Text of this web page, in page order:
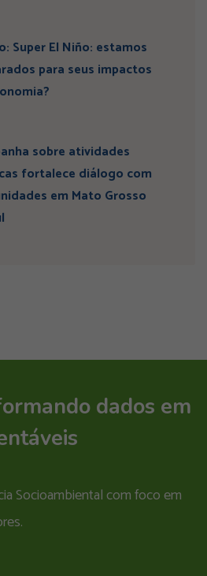
Super El Niño: estamos
para seus impactos
sobre atividades
fortalece diálogo com
em Mato Grosso
dados em
Socioambiental com foco em